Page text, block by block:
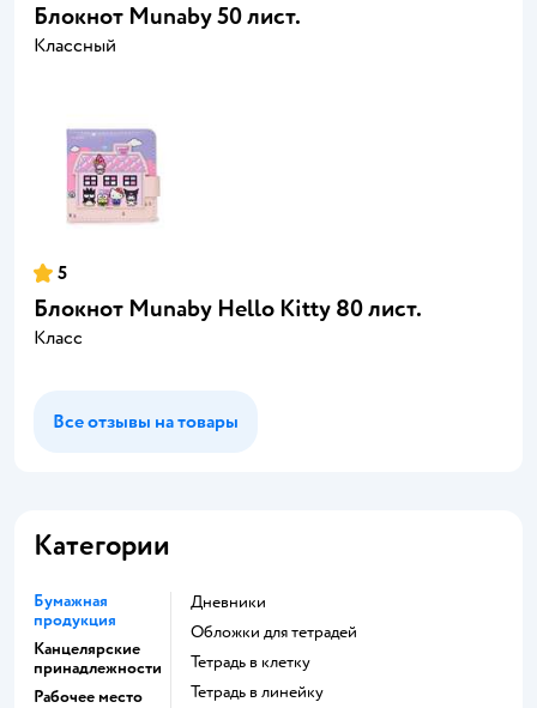
Блокнот Munaby 50 лист.
Классный
5
Блокнот Munaby Hello Kitty 80 лист.
Класс
Все отзывы на товары
Категории
Бумажная
продукция
Канцелярские
принадлежности
Рабочее место
Дневники
Обложки для тетрадей
Тетрадь в клетку
Тетрадь в линейку